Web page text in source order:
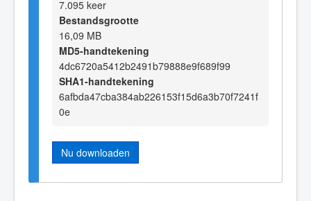
7.095 keer
Bestandsgrootte
16,09 MB
MD5-handtekening
4dc6720a5412b2491b79888e9f689f99
SHA1-handtekening
6afbda47cba384ab226153f15d6a3b70f7241f
0e
Nu downloaden